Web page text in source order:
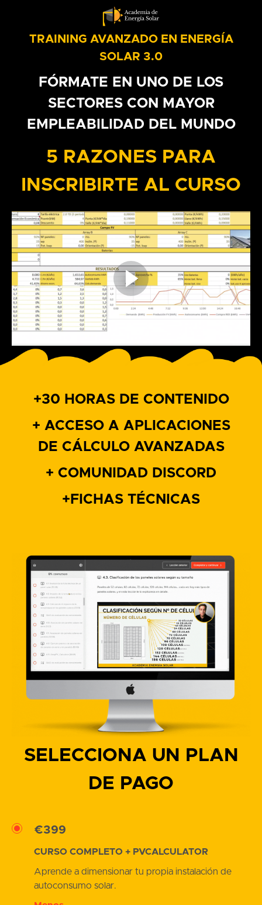
TRAINING AVANZADO EN ENERGÍA
SOLAR 3.0
FÓRMATE EN UNO DE LOS
SECTORES CON MAYOR
EMPLEABILIDAD DEL MUNDO
5 RAZONES PARA
INSCRIBIRTE AL CURSO
+30 HORAS DE CONTENIDO
+ ACCESO A APLICACIONES
DE CÁLCULO AVANZADAS
+ COMUNIDAD DISCORD
+FICHAS TÉCNICAS
SELECCIONA UN PLAN
DE PAGO
€399
CURSO COMPLETO + PVCALCULATOR
Aprende a dimensionar tu propia instalación de
autoconsumo solar.